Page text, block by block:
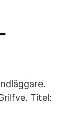
Titel: